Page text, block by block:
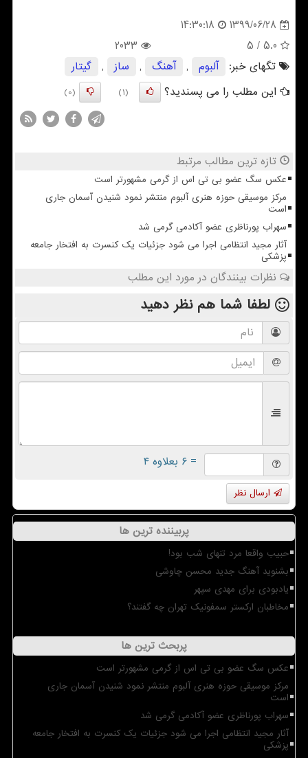
1399/06/28
14:30:18
5.0
/ 5
2033
تگهای خبر:
آلبوم , آهنگ , ساز ,
گیتار
این مطلب را می پسندید؟
(1)
(0)
تازه ترین مطالب مرتبط
عکس سگ عضو بی تی اس از گرمی مشهورتر است
مرکز موسیقی حوزه هنری آلبوم منتشر نمود شنیدن آسمان جاری
است
سهراب پورناظری عضو آکادمی گرمی شد
آثار مجید انتظامی اجرا می شود جزئیات یک کنسرت به افتخار جامعه
پزشکی
نظرات بینندگان در مورد این مطلب
لطفا شما همنظر دهید
= ۶ بعلاوه ۴
ارسال نظر
پربیننده ترین ها
حبیب واقعا مرد تنهای شب بود!
بشنوید آهنگ جدید محسن چاوشی
یادبودی برای مهدی سپهر
مخاطبان ارکستر سمفونیک تهران چه گفتند؟
پربحث ترین ها
عکس سگ عضو بی تی اس از گرمی مشهورتر است
مرکز موسیقی حوزه هنری آلبوم منتشر نمود شنیدن آسمان جاری
است
سهراب پورناظری عضو آکادمی گرمی شد
آثار مجید انتظامی اجرا می شود جزئیات یک کنسرت به افتخار جامعه
پزشکی